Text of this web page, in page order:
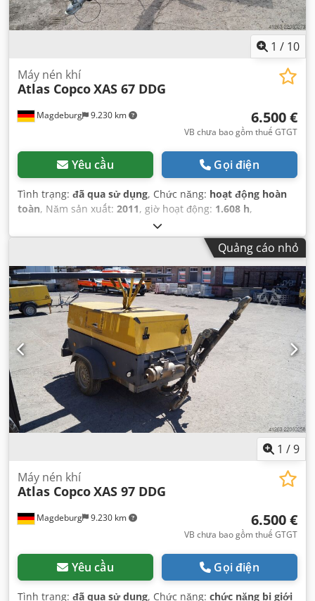
1 / 10
Magdeburg 9.230 km
Máy nén khí
Atlas CopcoXAS 67 DDG
6.500 €
VB chưa bao gồm thuế GTGT
Yêu cầu Gọi điện
Tình trạng: đã qua sử dụng, Chức năng: hoạt động hoàn
toàn, Năm sản xuất: 2011, giờ hoạt động: 1.608 h,
Quảng cáo nhỏ
1 /9
Magdeburg 9.230 km
Máy nén khí
Atlas CopcoXAS 97 DDG
6.500 €
VB chưa bao gồm thuế GTGT
Yêu cầu Gọi điện
Tình trạng: đã qua sử dụng, Chức năng: chức năng bị giới